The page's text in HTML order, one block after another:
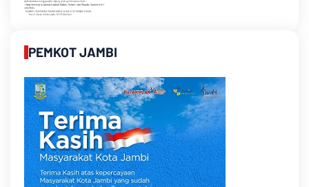
PEMKOT JAMBI